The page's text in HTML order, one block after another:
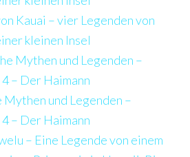
Kauai – vier Legenden von
kleinen Insel
Mythen und Legenden –
– Der Haimann